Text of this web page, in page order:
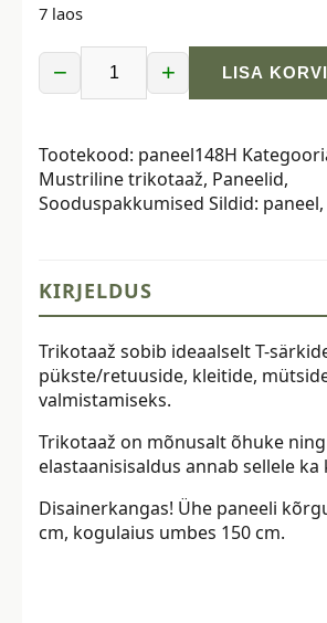
7 laos
−
Trikotaažpaneel,
jänes
70x150
cm
kogus
+ LISA KORVI
Tootekood: paneel148H
Mustriline trikotaaž, Paneelid,
Sooduspakkumised Sildid: paneel,
KIRJELDUS
Trikotaaž sobib ideaalselt T-
pükste/retuuside, kleitide,
valmistamiseks.
Trikotaaž on mõnusalt õhuke ning
elastaanisisaldus annab sellele ka
Disainerkangas! Ühe paneeli
cm, kogulaius umbes 150 cm.